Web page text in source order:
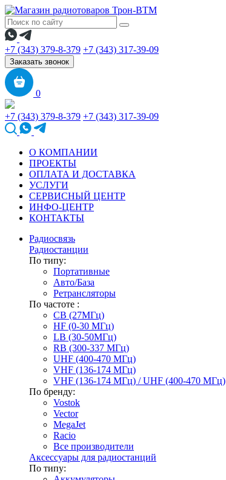
+7 (343) 379-8-379 +7 (343) 317-39-09
Заказать звонок
0
+7 (343) 379-8-379 +7 (343) 317-39-09
О КОМПАНИИ
ПРОЕКТЫ
ОПЛАТА И ДОСТАВКА
УСЛУГИ
СЕРВИСНЫЙ ЦЕНТР
ИНФО-ЦЕНТР
КОНТАКТЫ
Радиосвязь
Радиостанции
По типу:
Портативные
Авто/База
Ретрансляторы
По частоте :
CB (27МГц)
HF (0-30 МГц)
LB (30-50МГц)
RB (300-337 МГц)
UHF (400-470 МГц)
VHF (136-174 МГц)
VHF (136-174 МГц) / UHF (400-470 МГц)
По бренду:
Vostok
Vector
MegaJet
Racio
Все производители
Аксессуары для радиостанций
По типу: